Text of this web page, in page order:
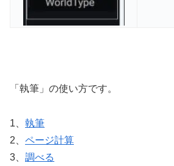
「執筆」の使い方です。
1、 執筆
2、 ページ計算
3、 調べる